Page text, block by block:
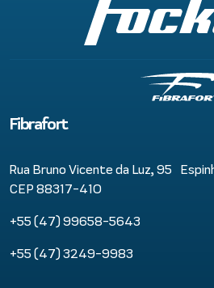
Fibrafort
Rua Bruno Vicente da Luz, 95
CEP 88317-410
+55 (47) 99658-5643
+55 (47) 3249-9983